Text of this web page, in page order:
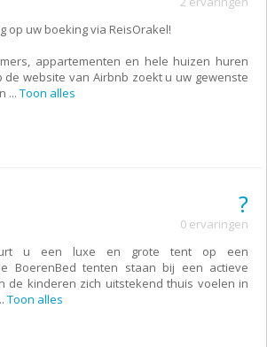
op uw boeking via ReisOrakel!
appartementen en hele huizen huren
de website van Airbnb zoekt u uw gewenste
... Toon alles
?
0 ervaringen
u een luxe en grote tent op een
BoerenBed tenten staan bij een actieve
de kinderen zich uitstekend thuis voelen in
Toon alles